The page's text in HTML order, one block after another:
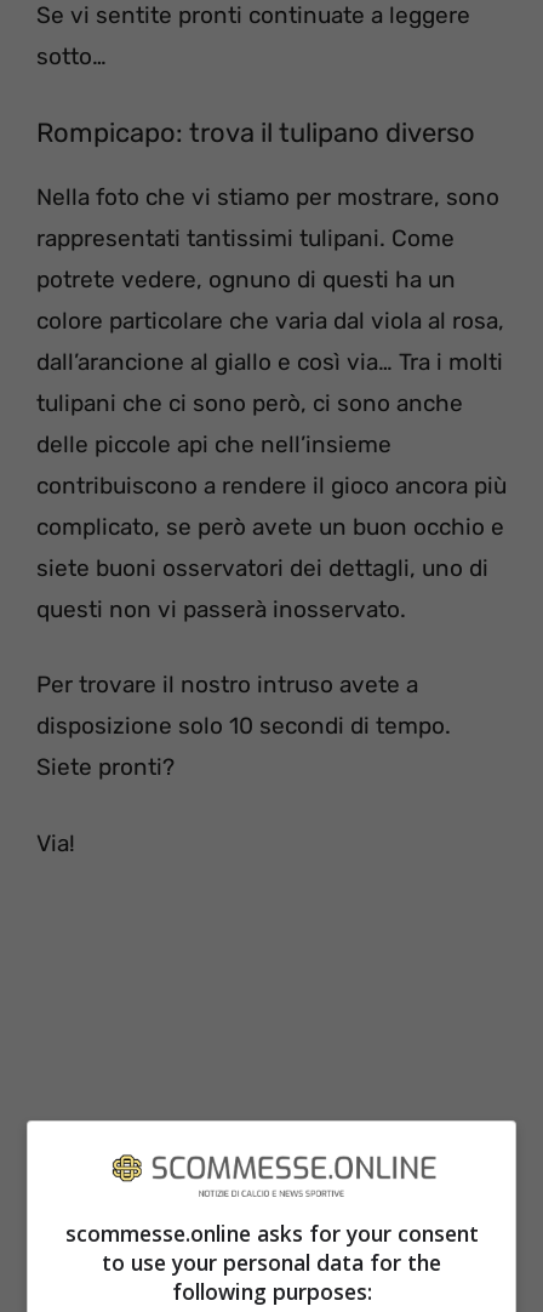
Se vi sentite pronti continuate a leggere
sotto…
Rompicapo: trova il tulipano diverso
Nella foto che vi stiamo per mostrare, sono
rappresentati tantissimi tulipani. Come
potrete vedere, ognuno di questi ha un
colore particolare che varia dal viola al rosa,
dall’arancione al giallo e così via… Tra i molti
tulipani che ci sono però, ci sono anche
delle piccole api che nell’insieme
contribuiscono a rendere il gioco ancora più
complicato, se però avete un buon occhio e
siete buoni osservatori dei dettagli, uno di
questi non vi passerà inosservato.
Per trovare il nostro intruso avete a
disposizione solo 10 secondi di tempo.
Siete pronti?
Via!
scommesse.online asks for your consent
to use your personal data for the
following purposes: